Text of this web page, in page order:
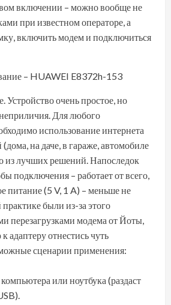
включении – можно вообще не
при известном операторе, а
включить модем и подключиться
– HUAWEI E8372h-153
Устройство очень простое, но
Для любого
использование интернета
на даче, в гараже, автомобиле
из лучших решений. Напоследок
подключения – работает от всего,
питание (5 V, 1 A) – меньше не
были из-за этого
перезагрузками модема от Йоты,
адаптеру отнестись чуть
сценарии применения:
или ноутбука (раздаст